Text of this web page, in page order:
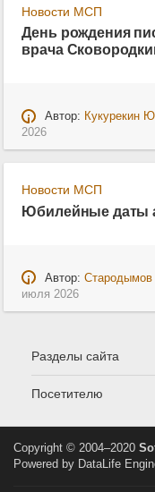
Новости МСП
День рождения
врача
Автор: Кукурекин
2026
Новости МСП
Юбилейные даты
Автор: Стародымов
июля 2026
Разделы сайта
Посетителю
Copyright © 2004–2020
Powered by DataLife